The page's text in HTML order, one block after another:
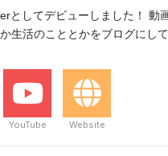
としてデビューしました！ 動
生活のこととかをブログにし
YouTube Website